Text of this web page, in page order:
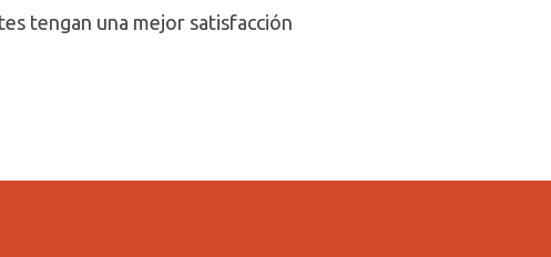
tengan una mejor satisfacción